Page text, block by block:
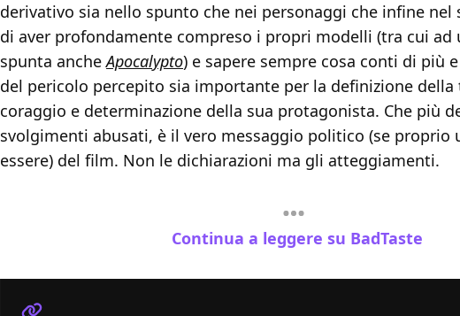
derivativo sia nello spunto che nei personaggi che infine nel
di aver profondamente compreso i propri modelli (tra cui ad
spunta ancheApocalypto) e sapere sempre cosa conti di più
del pericolo percepito sia importante per la definizione della
coraggio e determinazione della sua protagonista. Che più
svolgimenti abusati, è il vero messaggio politico (se proprio
essere) del film. Non le dichiarazioni ma gli atteggiamenti.
Continua a leggere su BadTaste